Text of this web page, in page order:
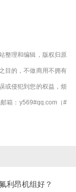
整理和编辑，版权归原
目的，不做商用不拥有
或侵犯到您的权益，烦
箱：y569#qq.com（#
利昂机组好？